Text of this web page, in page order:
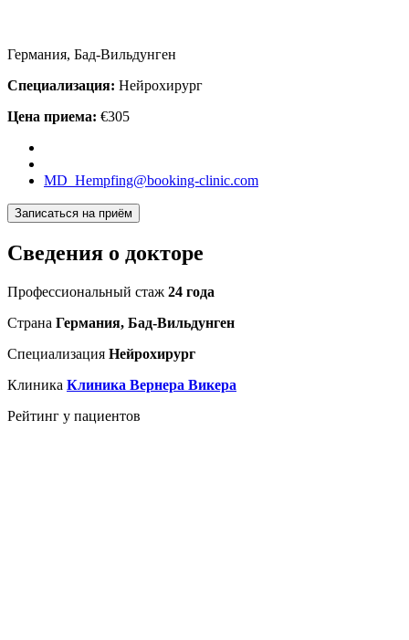
Германия, Бад-Вильдунген
Специализация: Нейрохирург
Цена приема: €305
MD_Hempfing@booking-clinic.com
Записаться на приём
Сведения о докторе
Профессиональный стаж 24 года
Страна Германия, Бад-Вильдунген
Специализация Нейрохирург
Клиника Клиника Вернера Викера
Рейтинг у пациентов